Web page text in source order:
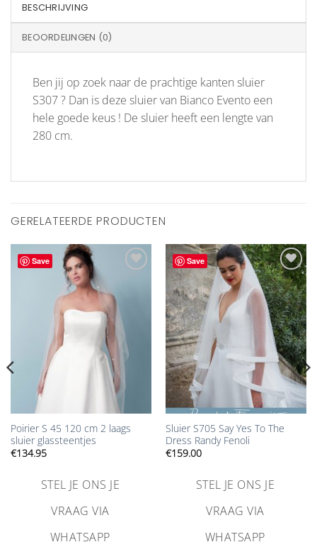
BESCHRIJVING
BEOORDELINGEN (0)
Ben jij op zoek naar de prachtige kanten sluier
S307 ? Dan is deze sluier van Bianco Evento een
hele goede keus ! De sluier heeft een lengte van
280 cm.
GERELATEERDE PRODUCTEN
Save
toevoegen
Poirier S 45 120 cm 2 laags
sluier glassteentjes
€134.95
STEL JE ONS JE
VRAAG VIA
WHATSAPP
Save
Aan
verlanglijst
toevoegen
Sluier S705 Say Yes To The
Dress Randy Fenoli
€159.00
STEL JE ONS JE
VRAAG VIA
WHATSAPP